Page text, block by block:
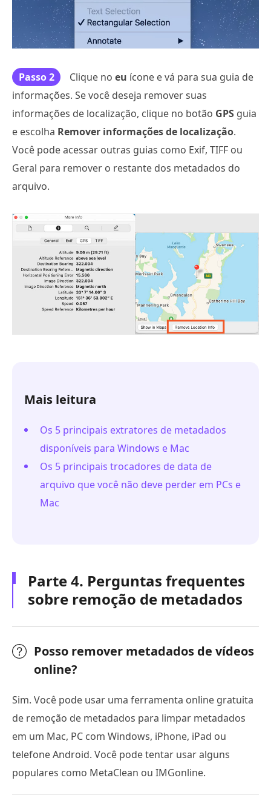
Passo 2 Clique no eu ícone e vá para sua guia de
informações. Se você deseja remover suas
informações de localização, clique no botão GPS guia
e escolha Remover informações de localização.
Você pode acessar outras guias como Exif, TIFF ou
Geral para remover o restante dos metadados do
arquivo.
Mais leitura
Os 5 principais extratores de metadados
disponíveis para Windows e Mac
Os 5 principais trocadores de data de
arquivo que você não deve perder em PCs e
Mac
Parte 4. Perguntas frequentes
sobre remoção de metadados
Posso remover metadados de vídeos
online?
Sim. Você pode usar uma ferramenta online gratuita
de remoção de metadados para limpar metadados
em um Mac, PC com Windows, iPhone, iPad ou
telefone Android. Você pode tentar usar alguns
populares como MetaClean ou IMGonline.